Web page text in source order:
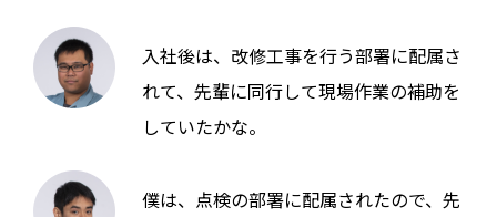
入社後は、改修工事を行う部署に配属さ
れて、先輩に同行して現場作業の補助を
していたかな。
僕は、点検の部署に配属されたので、先